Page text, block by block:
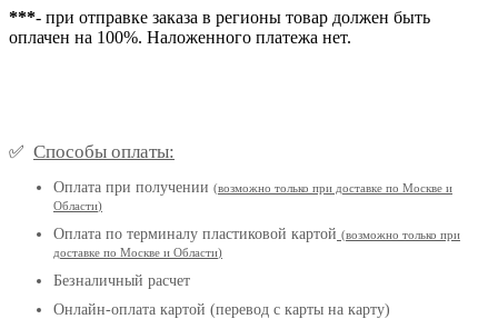
***- при отправке заказа в регионы товар должен быть
оплачен на 100%. Наложенного платежа нет.
✅ Способы оплаты:
Оплата при получении (возможно только при доставке по Москве и
Области)
Оплата по терминалу пластиковой картой (возможно только при
доставке по Москве и Области)
Безналичный расчет
Онлайн-оплата картой (перевод с карты на карту)